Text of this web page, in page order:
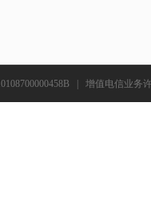
增值电信业务